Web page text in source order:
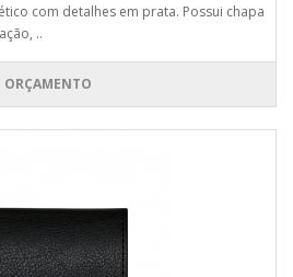
com detalhes em prata. Possui chapa
..
ORÇAMENTO